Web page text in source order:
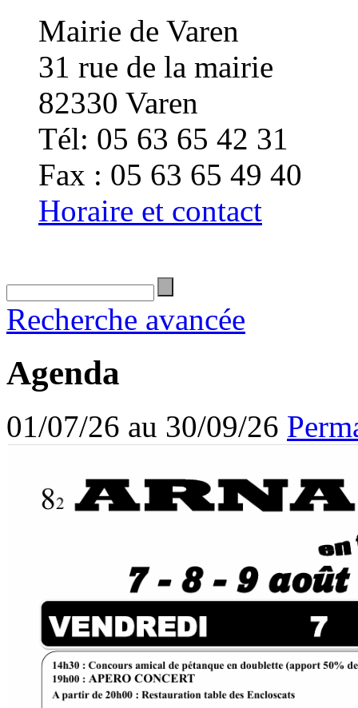
Mairie de Varen
31 rue de la mairie
82330 Varen
Tél: 05 63 65 42 31
Fax : 05 63 65 49 40
Horaire et contact
Recherche avancée
Agenda
01/07/26 au 30/09/26